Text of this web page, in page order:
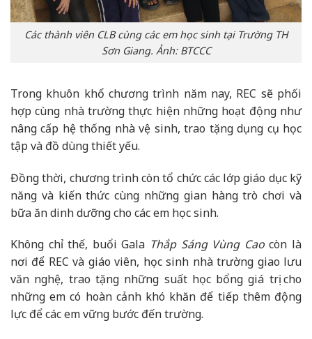
Các thành viên CLB cùng các em học sinh tại Trường TH
Sơn Giang. Ảnh: BTCCC
Trong khuôn khổ chương trình năm nay, REC sẽ phối
hợp cùng nhà trường thực hiện những hoạt động như
nâng cấp hệ thống nhà vệ sinh, trao tặng dụng cụ học
tập và đồ dùng thiết yếu.
Đồng thời, chương trình còn tổ chức các lớp giáo dục kỹ
năng và kiến thức cùng những gian hàng trò chơi và
bữa ăn dinh dưỡng cho các em học sinh.
Không chỉ thế, buổi Gala Thắp Sáng Vùng Caocòn là
nơi để REC và giáo viên, học sinh nhà trường giao lưu
văn nghệ, trao tặng những suất học bổng giá trị cho
những em có hoàn cảnh khó khăn để tiếp thêm động
lực để các em vững bước đến trường.